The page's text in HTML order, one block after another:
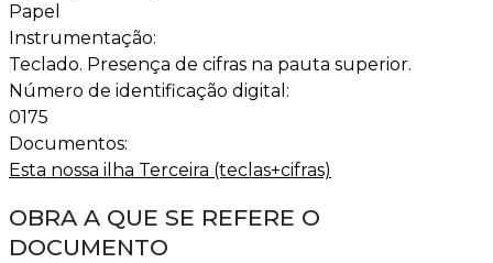
Papel
Instrumentação:
Teclado. Presença de cifras na pauta superior.
Número de identificação digital:
0175
Documentos:
Esta nossa ilha Terceira (teclas+cifras)
OBRA A QUE SE REFERE O
DOCUMENTO